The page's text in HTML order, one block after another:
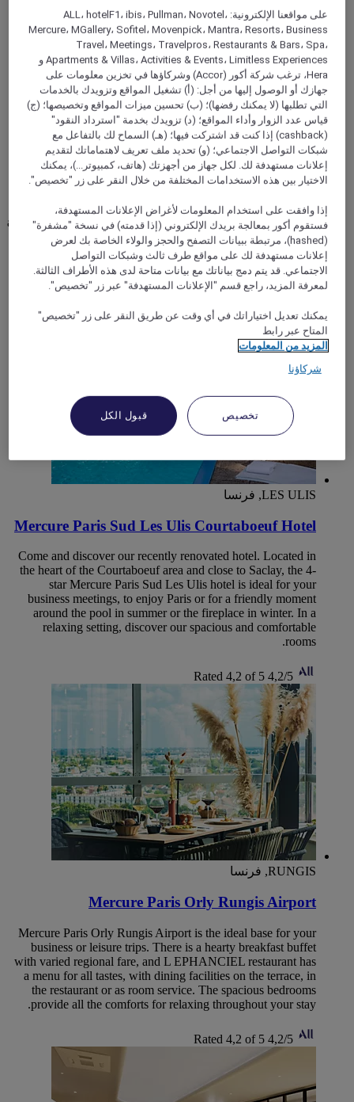
PARAY-VIEILLE-POSTE, فرنسا
Mercure Paris Orly Airport
Mercure Paris Orly Airport is a sunny stopover before your
Orly airport, enjoy the vacation vibe in our Mediterranean
atmosphere. In a leafy yet industrial decor, relax in the bar and
play foosball, table tennis or billiards. Enjoy the wait for your
flight in our restaurant or take advantage of the spacious
rooms designed for workers and families.
LES ULIS, فرنسا
Mercure Paris Sud Les Ulis Courtaboeuf Hotel
Come and discover our recently renovated hotel. Located in
the heart of the Courtaboeuf area and close to Saclay, the 4-
star Mercure Paris Sud Les Ulis hotel is ideal for your
business meetings, to enjoy Paris or for a friendly moment
around the pool in summer or the fireplace in winter. In a
relaxing setting, discover our spacious and comfortable
rooms.
4,2/5
Rated 4,2 of 5
RUNGIS, فرنسا
Mercure Paris Orly Rungis Airport
Mercure Paris Orly Rungis Airport is the ideal base for your
business or leisure trips. There is a hearty breakfast buffet
with varied regional fare, and L EPHANCIEL restaurant has
a menu for all tastes, with dining facilities on the terrace, in
the restaurant or as room service. The spacious bedrooms
provide all the comforts for relaxing throughout your stay.
4,2/5
Rated 4,2 of 5
على مواقعنا الإلكترونية: ALL، hotelF1، ibis، Pullman، Novotel،
Mercure، MGallery، Sofitel، Movenpick، Mantra، Resorts، Business
Travel، Meetings، Travelpros، Restaurants & Bars، Spa،
Apartments & Villas، Activities & Events، Limitless Experiences و
Hera، ترغب شركة أكور (Accor) وشركاؤها في تخزين معلومات على
جهازك أو الوصول إليها من أجل: (أ) تشغيل المواقع وتزويدك بالخدمات
التي تطلبها (لا يمكنك رفضها)؛ (ب) تحسين ميزات المواقع وتخصيصها؛ (ج)
قياس عدد الزوار وأداء المواقع؛ (د) تزويدك بخدمة "استرداد النقود"
(cashback) إذا كنت قد اشتركت فيها؛ (هـ) السماح لك بالتفاعل مع
شبكات التواصل الاجتماعي؛ (و) تحديد ملف تعريف لاهتماماتك لتقديم
إعلانات مستهدفة لك. لكل جهاز من أجهزتك (هاتف، كمبيوتر...)، يمكنك
الاختيار بين هذه الاستخدامات المختلفة من خلال النقر على زر "تخصيص".
إذا وافقت على استخدام المعلومات لأغراض الإعلانات المستهدفة،
فستقوم أكور بمعالجة بريدك الإلكتروني (إذا قدمته) في نسخة "مشفرة"
(hashed)، مرتبطة ببيانات التصفح والحجز والولاء الخاصة بك لعرض
إعلانات مستهدفة لك على مواقع طرف ثالث وشبكات التواصل
الاجتماعي. قد يتم دمج بياناتك مع بيانات متاحة لدى هذه الأطراف الثالثة.
لمعرفة المزيد، راجع قسم "الإعلانات المستهدفة" عبر زر "تخصيص".
يمكنك تعديل اختياراتك في أي وقت عن طريق النقر على زر "تخصيص"
المتاح عبر رابط
المزيد من المعلومات
شركاؤنا
تخصيص قبول الكل